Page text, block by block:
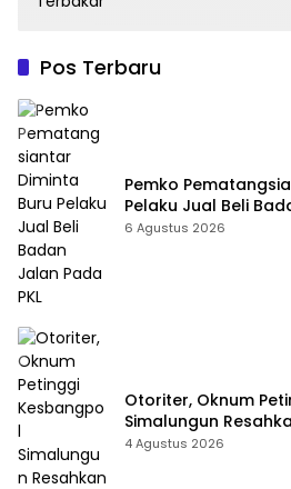
Pos Terbaru
Pemko
Pelaku Jual Beli
6 Agustus 2026
Otoriter, Oknum
Simalungun
4 Agustus 2026